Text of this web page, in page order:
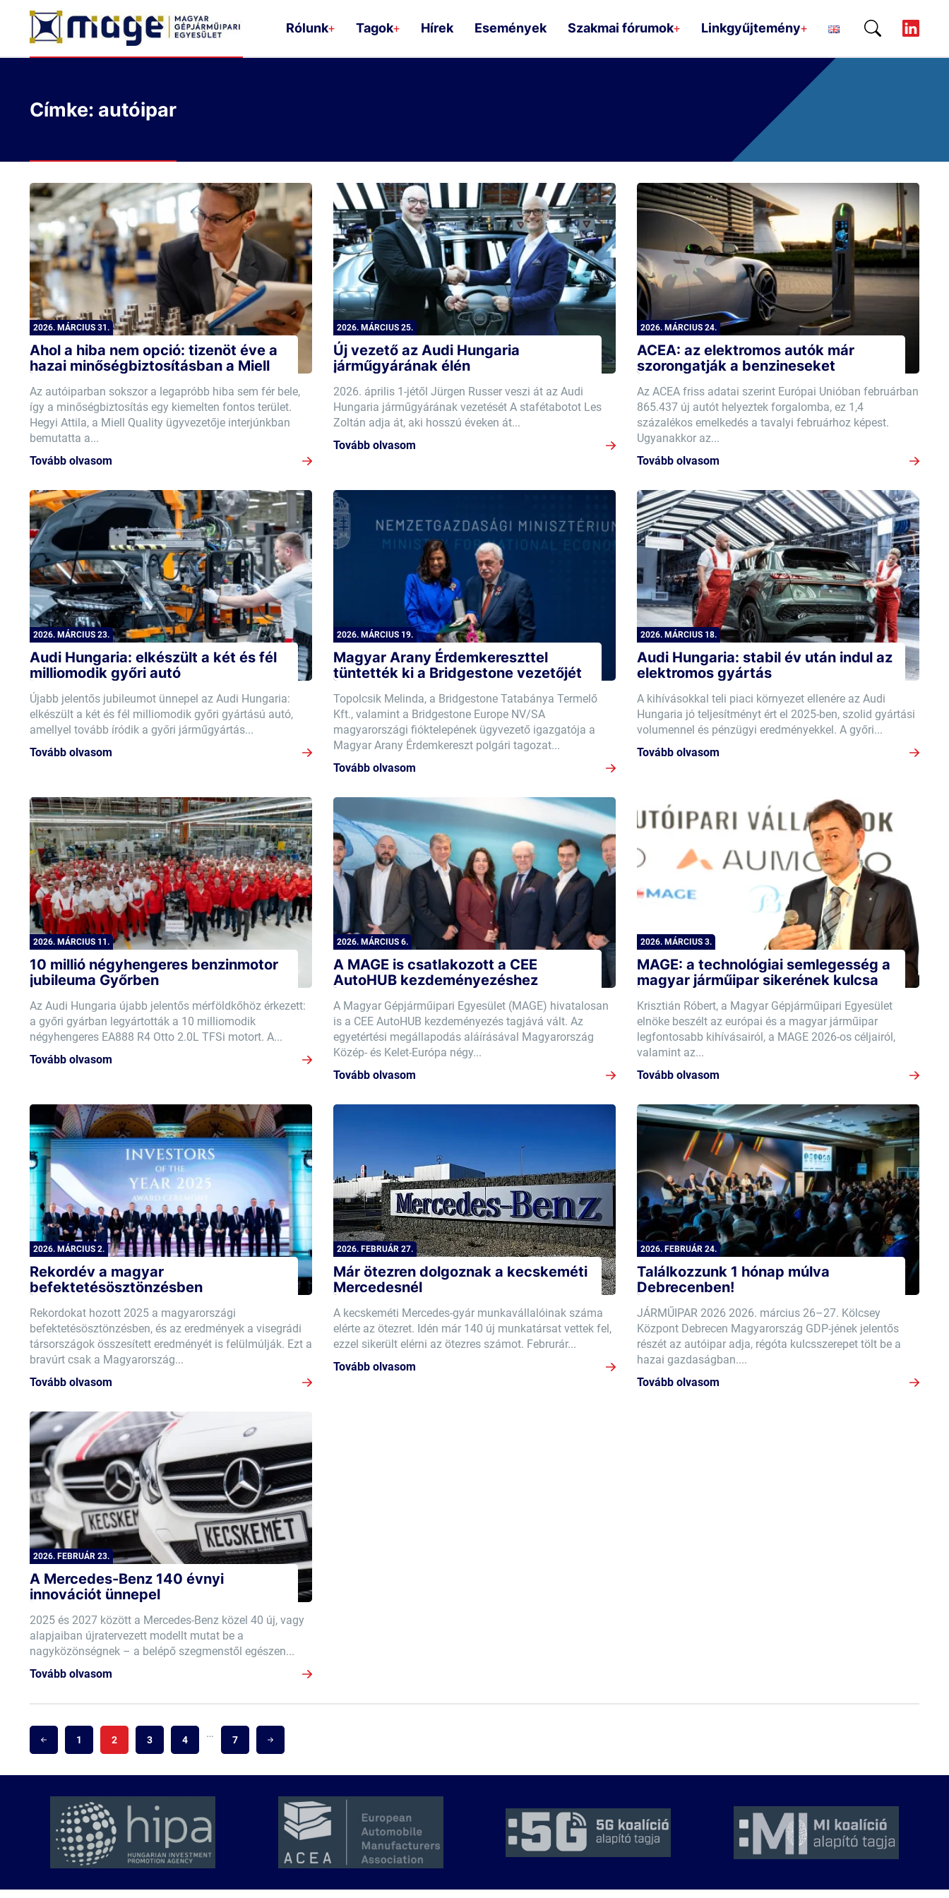
Rólunk+ Tagok+ Hírek Események Szakmai fórumok+ Linkgyűjtemény+
Címke: autóipar
2026. MÁRCIUS 31.
Ahol a hiba nem opció: tizenöt éve a
hazai minőségbiztosításban a Miell
Az autóiparban sokszor a legapróbb hiba sem fér bele,
így a minőségbiztosítás egy kiemelten fontos terület.
Hegyi Attila, a Miell Quality ügyvezetője interjúnkban
bemutatta a...
Tovább olvasom
2026. MÁRCIUS 25.
Új vezető az Audi Hungaria
járműgyárának élén
2026. április 1-jétől Jürgen Russer veszi át az Audi
Hungaria járműgyárának vezetését A stafétabotot Les
Zoltán adja át, aki hosszú éveken át...
Tovább olvasom
2026. MÁRCIUS 24.
ACEA: az elektromos autók már
szorongatják a benzineseket
Az ACEA friss adatai szerint Európai Unióban februárban
865.437 új autót helyeztek forgalomba, ez 1,4
százalékos emelkedés a tavalyi februárhoz képest.
Ugyanakkor az...
Tovább olvasom
2026. MÁRCIUS 23.
Audi Hungaria: elkészült a két és fél
milliomodik győri autó
Újabb jelentős jubileumot ünnepel az Audi Hungaria:
elkészült a két és fél milliomodik győri gyártású autó,
amellyel tovább íródik a győri járműgyártás...
Tovább olvasom
2026. MÁRCIUS 19.
Magyar Arany Érdemkereszttel
tüntették ki a Bridgestone vezetőjét
Topolcsik Melinda, a Bridgestone Tatabánya Termelő
Kft., valamint a Bridgestone Europe NV/SA
magyarországi fióktelepének ügyvezető igazgatója a
Magyar Arany Érdemkereszt polgári tagozat...
Tovább olvasom
2026. MÁRCIUS 18.
Audi Hungaria: stabil év után indul az
elektromos gyártás
A kihívásokkal teli piaci környezet ellenére az Audi
Hungaria jó teljesítményt ért el 2025-ben, szolid gyártási
volumennel és pénzügyi eredményekkel. A győri...
Tovább olvasom
2026. MÁRCIUS 11.
10 millió négyhengeres benzinmotor
jubileuma Győrben
Az Audi Hungaria újabb jelentős mérföldkőhöz érkezett:
a győri gyárban legyártották a 10 milliomodik
négyhengeres EA888 R4 Otto 2.0L TFSi motort. A...
Tovább olvasom
2026. MÁRCIUS 6.
A MAGE is csatlakozott a CEE
AutoHUB kezdeményezéshez
A Magyar Gépjárműipari Egyesület (MAGE) hivatalosan
is a CEE AutoHUB kezdeményezés tagjává vált. Az
egyetértési megállapodás aláírásával Magyarország
Közép- és Kelet-Európa négy...
Tovább olvasom
2026. MÁRCIUS 3.
MAGE: a technológiai semlegesség a
magyar járműipar sikerének kulcsa
Krisztián Róbert, a Magyar Gépjárműipari Egyesület
elnöke beszélt az európai és a magyar járműipar
legfontosabb kihívásairól, a MAGE 2026-os céljairól,
valamint az...
Tovább olvasom
2026. MÁRCIUS 2.
Rekordév a magyar
befektetésösztönzésben
Rekordokat hozott 2025 a magyarországi
befektetésösztönzésben, és az eredmények a visegrádi
társországok összesített eredményét is felülmúlják. Ezt a
bravúrt csak a Magyarország...
Tovább olvasom
2026. FEBRUÁR 27.
Már ötezren dolgoznak a kecskeméti
Mercedesnél
A kecskeméti Mercedes-gyár munkavállalóinak száma
elérte az ötezret. Idén már 140 új munkatársat vettek fel,
ezzel sikerült elérni az ötezres számot. Februrár...
Tovább olvasom
2026. FEBRUÁR 24.
Találkozzunk 1 hónap múlva
Debrecenben!
JÁRMŰIPAR 2026 2026. március 26–27. Kölcsey
Központ Debrecen Magyarország GDP-jének jelentős
részét az autóipar adja, régóta kulcsszerepet tölt be a
hazai gazdaságban....
Tovább olvasom
2026. FEBRUÁR 23.
A Mercedes-Benz 140 évnyi
innovációt ünnepel
2025 és 2027 között a Mercedes-Benz közel 40 új, vagy
alapjaiban újratervezett modellt mutat be a
nagyközönségnek – a belépő szegmenstől egészen...
Tovább olvasom
1 2 3 4 … 7